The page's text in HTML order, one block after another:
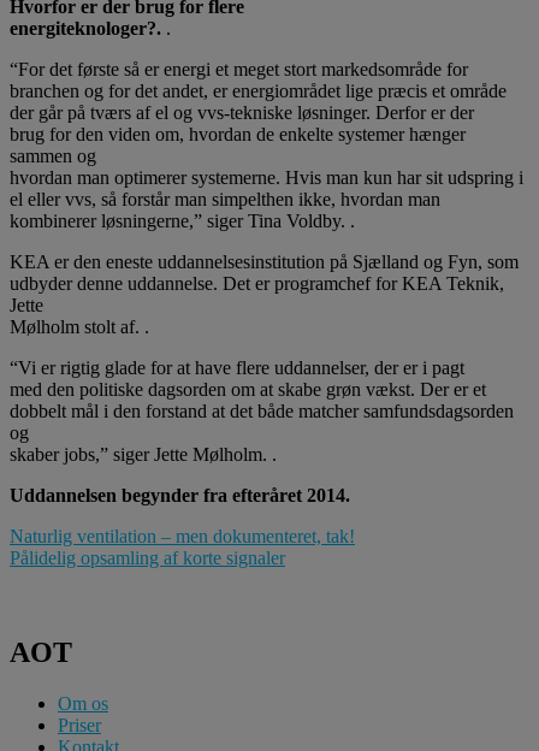
Hvorfor er der brug for flere
energiteknologer?. .
“For det første så er energi et meget stort markedsområde for
branchen og for det andet, er energiområdet lige præcis et område
der går på tværs af el og vvs-tekniske løsninger. Derfor er der
brug for den viden om, hvordan de enkelte systemer hænger
sammen og
hvordan man optimerer systemerne. Hvis man kun har sit udspring i
el eller vvs, så forstår man simpelthen ikke, hvordan man
kombinerer løsningerne,” siger Tina Voldby. .
KEA er den eneste uddannelsesinstitution på Sjælland og Fyn, som
udbyder denne uddannelse. Det er programchef for KEA Teknik,
Jette
Mølholm stolt af. .
“Vi er rigtig glade for at have flere uddannelser, der er i pagt
med den politiske dagsorden om at skabe grøn vækst. Der er et
dobbelt mål i den forstand at det både matcher samfundsdagsorden
og
skaber jobs,” siger Jette Mølholm. .
Uddannelsen begynder fra efteråret 2014.
Indlægsnavigation
Naturlig ventilation – men dokumenteret, tak!
Pålidelig opsamling af korte signaler
AOT
Om os
Priser
Kontakt